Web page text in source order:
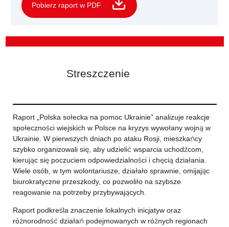
Pobierz raport w PDF
Streszczenie
Raport „Polska sołecka na pomoc Ukrainie” analizuje reakcje
społeczności wiejskich w Polsce na kryzys wywołany wojną w
Ukrainie. W pierwszych dniach po ataku Rosji, mieszkańcy
szybko organizowali się, aby udzielić wsparcia uchodźcom,
kierując się poczuciem odpowiedzialności i chęcią działania.
Wiele osób, w tym wolontariusze, działało sprawnie, omijając
biurokratyczne przeszkody, co pozwoliło na szybsze
reagowanie na potrzeby przybywających.
Raport podkreśla znaczenie lokalnych inicjatyw oraz
różnorodność działań podejmowanych w różnych regionach